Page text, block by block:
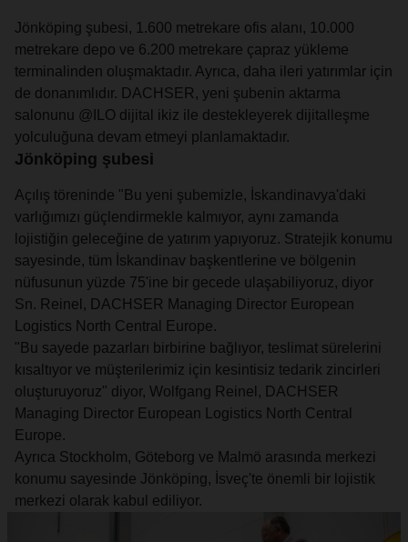
Jönköping şubesi, 1.600 metrekare ofis alanı, 10.000
metrekare depo ve 6.200 metrekare çapraz yükleme
terminalinden oluşmaktadır. Ayrıca, daha ileri yatırımlar için
de donanımlıdır. DACHSER, yeni şubenin aktarma
salonunu @ILO dijital ikiz ile destekleyerek dijitalleşme
yolculuğuna devam etmeyi planlamaktadır.
Jönköping şubesi
Açılış töreninde "Bu yeni şubemizle, İskandinavya'daki
varlığımızı güçlendirmekle kalmıyor, aynı zamanda
lojistiğin geleceğine de yatırım yapıyoruz. Stratejik konumu
sayesinde, tüm İskandinav başkentlerine ve bölgenin
nüfusunun yüzde 75'ine bir gecede ulaşabiliyoruz, diyor
Sn. Reinel, DACHSER Managing Director European
Logistics North Central Europe.
"Bu sayede pazarları birbirine bağlıyor, teslimat sürelerini
kısaltıyor ve müşterilerimiz için kesintisiz tedarik zincirleri
oluşturuyoruz" diyor, Wolfgang Reinel, DACHSER
Managing Director European Logistics North Central
Europe.
Ayrıca Stockholm, Göteborg ve Malmö arasında merkezi
konumu sayesinde Jönköping, İsveç'te önemli bir lojistik
merkezi olarak kabul ediliyor.